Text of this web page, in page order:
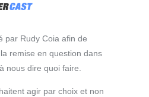
par Rudy Coia afin de
remise en question dans
nous dire quoi faire.
agir par choix et non